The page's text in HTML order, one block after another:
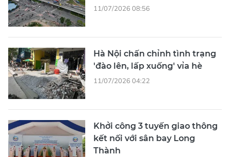
11/07/2026 08:56
Hà Nội chấn chỉnh tình trạng
'đào lên, lấp xuống' vỉa hè
11/07/2026 04:22
Khởi công 3 tuyến giao thông
kết nối với sân bay Long
Thành